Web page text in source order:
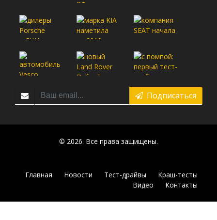
Подписаться
© 2026. Все права защищены.
Главная Новости Тест-драйвы
Краш-тесты
Видео
Контакты